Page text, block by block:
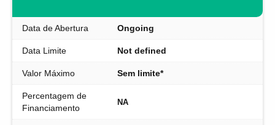
Data de Abertura Ongoing
Data Limite Not defined
Valor Máximo Sem limite*
Percentagem de
Financiamento
NA